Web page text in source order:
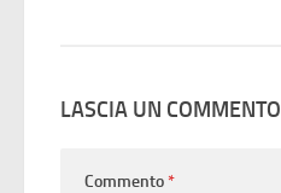
LASCIA UN COMMENTO
Commento*